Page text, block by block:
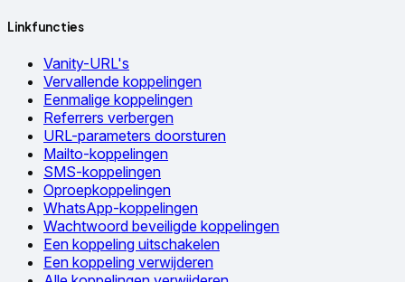
Linkfuncties
Vanity-URL's
Vervallende koppelingen
Eenmalige koppelingen
Referrers verbergen
URL-parameters doorsturen
Mailto-koppelingen
SMS-koppelingen
Oproepkoppelingen
WhatsApp-koppelingen
Wachtwoord beveiligde koppelingen
Een koppeling uitschakelen
Een koppeling verwijderen